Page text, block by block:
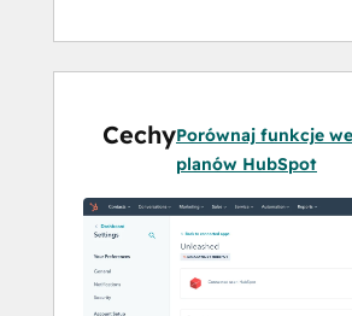
will sync right away, and
sync as they happen
Note: this is optimized for a
HubSpot contacts will create
separate customer records in
For B2B syncing from
Unleashed - make sure to
contact record per company.
CechyPorównaj funkcje
planów HubSpot